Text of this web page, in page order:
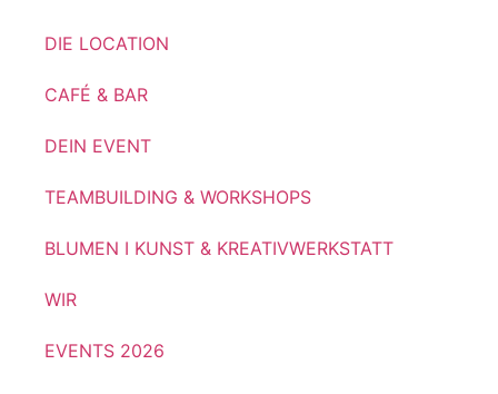
DIE LOCATION
CAFÉ & BAR
DEIN EVENT
TEAMBUILDING & WORKSHOPS
BLUMEN I KUNST & KREATIVWERKSTATT
WIR
EVENTS 2026